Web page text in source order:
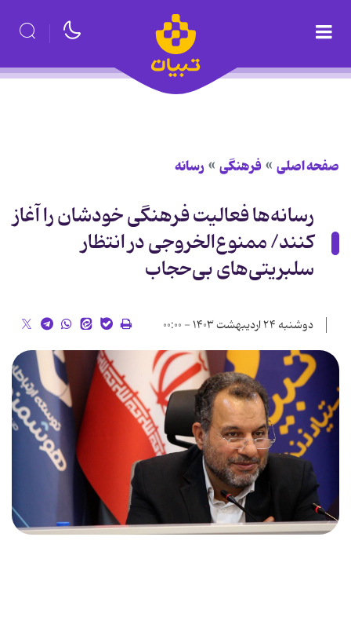
صفحه اصلی فرهنگی رسانه
رسانه‌ها فعالیت فرهنگی خودشان را آغاز
کنند/ ممنوع‌الخروجی در انتظار
سلبریتی‌های بی‌حجاب
دوشنبه ۲۴ اردیبهشت ۱۴۰۳ - ۰۰:۰۰